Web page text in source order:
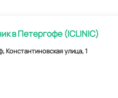
в Петергофе (ICLINIC)
Константиновская улица, 1